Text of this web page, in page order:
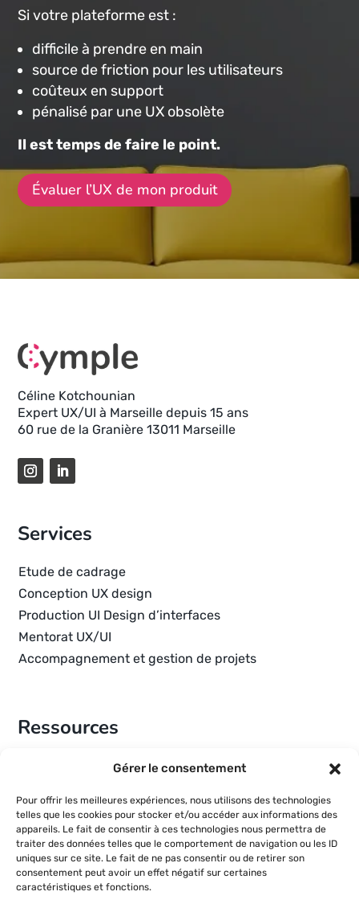
Gérer le consentement
Pour offrir les meilleures expériences, nous utilisons des technologies
telles que les cookies pour stocker et/ou accéder aux informations des
appareils. Le fait de consentir à ces technologies nous permettra de
traiter des données telles que le comportement de navigation ou les ID
uniques sur ce site. Le fait de ne pas consentir ou de retirer son
consentement peut avoir un effet négatif sur certaines
caractéristiques et fonctions.
Si votre plateforme est :
difficile à prendre en main
source de friction pour les utilisateurs
coûteux en support
pénalisé par une UX obsolète
Il est temps de faire le point.
Évaluer l’UX de mon produit
Céline Kotchounian
Expert UX/UI à Marseille depuis 15 ans
60 rue de la Granière 13011 Marseille
Services
Etude de cadrage
Conception UX design
Production UI Design d’interfaces
Mentorat UX/UI
Accompagnement et gestion de projets
Ressources
À propos de Céline Kotchounian
Actualités
Informations